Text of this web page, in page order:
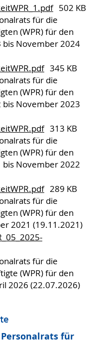
502 KB
für die
(WPR) für den
November 2024
345 KB
für die
(WPR) für den
November 2023
313 KB
für die
(WPR) für den
November 2022
289 KB
für die
(WPR) für den
2021 (19.11.2021)
für die
(WPR) für den
2026 (22.07.2026)
für